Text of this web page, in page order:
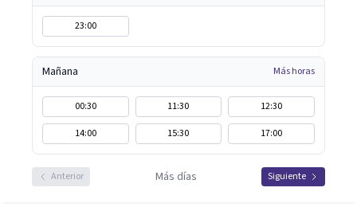
23:00
Mañana Más horas
00:30 11:30
12:30
14:00
15:30 17:00
Anterior Más días Siguiente